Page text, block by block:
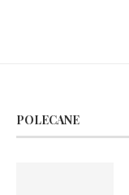
POLECANE